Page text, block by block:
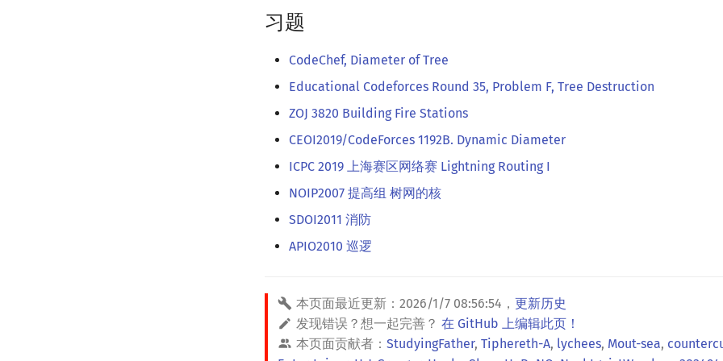
习题
CodeChef, Diameter of Tree
Educational Codeforces Round 35, Problem F, Tree Destruction
ZOJ 3820 Building Fire Stations
CEOI2019/CodeForces 1192B. Dynamic Diameter
ICPC 2019 上海赛区网络赛 Lightning Routing I
NOIP2007 提高组 树网的核
SDOI2011 消防
APIO2010 巡逻
本页面最近更新： 2026/1/7 08:56:54 ， 更新历史
发现错误？想一起完善？ 在 GitHub 上编辑此页！
本页面贡献者： StudyingFather, Tiphereth-A, lychees, Mout-sea,